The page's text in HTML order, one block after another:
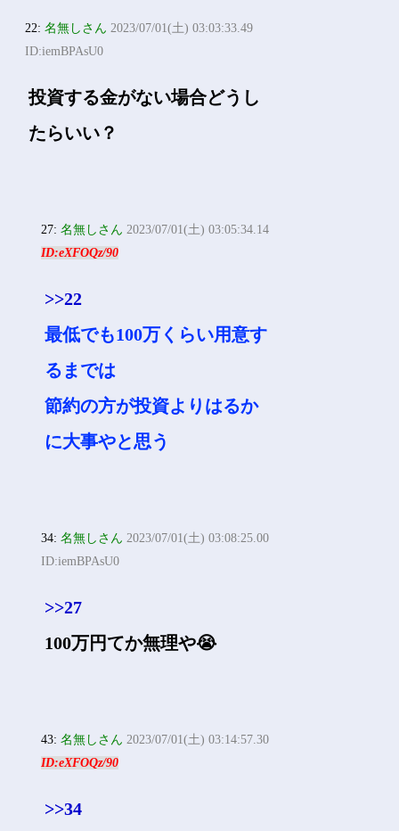
22:名無しさん 2023/07/01(土) 03:03:33.49
ID:iemBPAsU0
投資する金がない場合どうし
たらいい？
27:名無しさん 2023/07/01(土) 03:05:34.14
ID:eXFOQz/90
>>22
最低でも100万くらい用意す
るまでは
節約の方が投資よりはるか
に大事やと思う
34:名無しさん 2023/07/01(土) 03:08:25.00
ID:iemBPAsU0
>>27
100万円てか無理や😭
43:名無しさん 2023/07/01(土) 03:14:57.30
ID:eXFOQz/90
>>34